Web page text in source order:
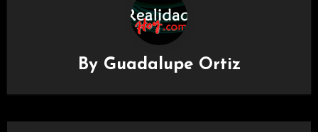
By Guadalupe Ortiz